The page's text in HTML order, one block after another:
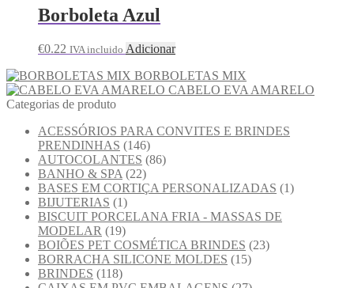
Borboleta Azul
€0.22 IVA incluido Adicionar
BORBOLETAS MIX
CABELO EVA AMARELO
Categorias de produto
ACESSÓRIOS PARA CONVITES E BRINDES
PRENDINHAS (146)
AUTOCOLANTES (86)
BANHO & SPA (22)
BASES EM CORTIÇA PERSONALIZADAS (1)
BIJUTERIAS (1)
BISCUIT PORCELANA FRIA - MASSAS DE
MODELAR (19)
BOIÕES PET COSMÉTICA BRINDES (23)
BORRACHA SILICONE MOLDES (15)
BRINDES (118)